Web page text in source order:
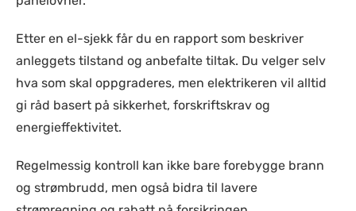
Etter en el-sjekk får du en rapport som beskriver
anleggets tilstand og anbefalte tiltak. Du velger selv
hva som skal oppgraderes, men elektrikeren vil alltid
gi råd basert på sikkerhet, forskriftskrav og
energieffektivitet.
Regelmessig kontroll kan ikke bare forebygge brann
og strømbrudd, men også bidra til lavere